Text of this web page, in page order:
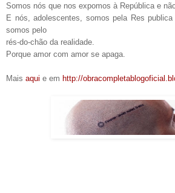
Somos nós que nos expomos à República e
E nós, adolescentes, somos pela Res
somos pelo
rés-do-chão da realidade.
Porque amor com amor se apaga.
Mais aqui e em http://